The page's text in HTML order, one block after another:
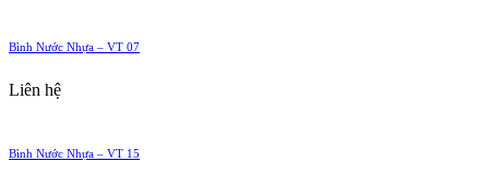
Bình Nước Nhựa – VT 07
Liên hệ
Bình Nước Nhựa – VT 15